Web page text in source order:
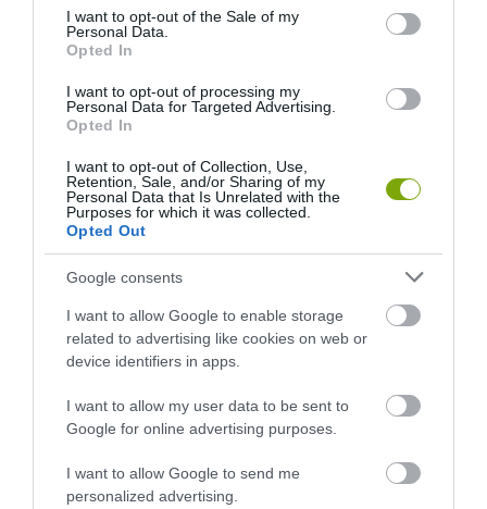
consent section.
I want to opt-out of the Sale of my
Personal Data.
Opted In
I want to opt-out of processing my
Personal Data for Targeted Advertising.
Opted In
I want to opt-out of Collection, Use,
Retention, Sale, and/or Sharing of my
Personal Data that Is Unrelated with the
Purposes for which it was collected.
Opted Out
Google consents
I want to allow Google to enable storage
related to advertising like cookies on web or
device identifiers in apps.
I want to allow my user data to be sent to
Google for online advertising purposes.
I want to allow Google to send me
personalized advertising.
NYUGODT
EUKALIPTUSZRÁGCSÁLÁS
2026-08-07
500 EDDIG ISMERETLEN
FELETT: MI EZ A LÁTHATATLAN
FEDŐ, ÉS MI TÖRTÉNIK
2026-08-03
BAJBAN VANNAK: A
ELTŰNÉSE A NAGYOBB